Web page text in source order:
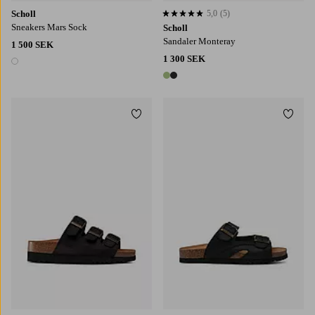
Scholl
Sneakers Mars Sock
1 500 SEK
1 färg
Scholl
Sandaler Monteray
1 300 SEK
2 färger
5,0 baserat på 5 st betyg
5,0 (5)
Lägg till i favoriter